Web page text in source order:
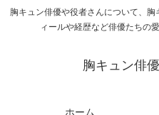
胸キュン俳優や役者さんについて、
ィールや経歴など俳優たちの
胸キュン俳
ホーム